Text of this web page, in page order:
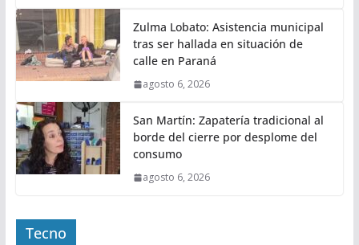
Zulma Lobato: Asistencia municipal
tras ser hallada en situación de
calle en Paraná
agosto 6, 2026
San Martín: Zapatería tradicional al
borde del cierre por desplome del
consumo
agosto 6, 2026
Tecno